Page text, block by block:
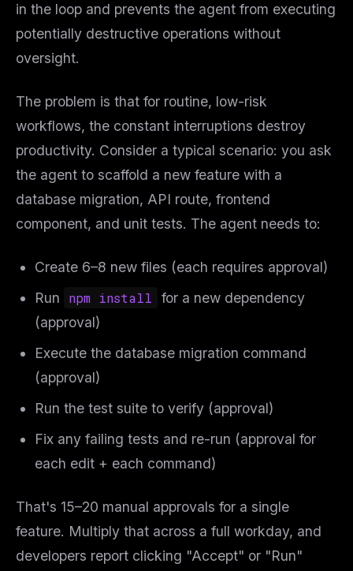
in the loop and prevents the agent from executing
potentially destructive operations without
oversight.
The problem is that for routine, low-risk
workflows, the constant interruptions destroy
productivity. Consider a typical scenario: you ask
the agent to scaffold a new feature with a
database migration, API route, frontend
component, and unit tests. The agent needs to:
Create 6–8 new files (each requires approval)
Run
npm install
for a new dependency
(approval)
Execute the database migration command
(approval)
Run the test suite to verify (approval)
Fix any failing tests and re-run (approval for
each edit + each command)
That's 15–20 manual approvals for a single
feature. Multiply that across a full workday, and
developers report clicking "Accept" or "Run"